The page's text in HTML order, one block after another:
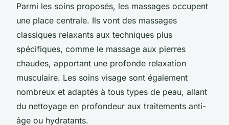
Parmi les soins proposés, les massages occupent
une place centrale. Ils vont des massages
classiques relaxants aux techniques plus
spécifiques, comme le massage aux pierres
chaudes, apportant une profonde relaxation
musculaire. Les soins visage sont également
nombreux et adaptés à tous types de peau, allant
du nettoyage en profondeur aux traitements anti-
âge ou hydratants.